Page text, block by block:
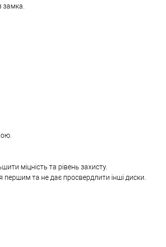
замка.
міцність та рівень захисту.
та не дає просвердлити інші диски.